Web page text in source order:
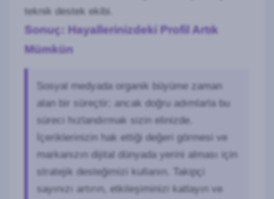
teknik destek ekibi.
Sonuç: Hayallerinizdeki Profil Artık
Mümkün
Sosyal medyada organik büyüme zaman
alan bir süreçtir; ancak doğru adımlarla bu
süreci hızlandırmak sizin elinizde.
İçeriklerinizin hak ettiği değeri görmesi ve
markanızın dijital dünyada yerini alması için
stratejik desteğimizi kullanın. Takipçi
sayınızı artırın, etkileşiminizi katlayın ve